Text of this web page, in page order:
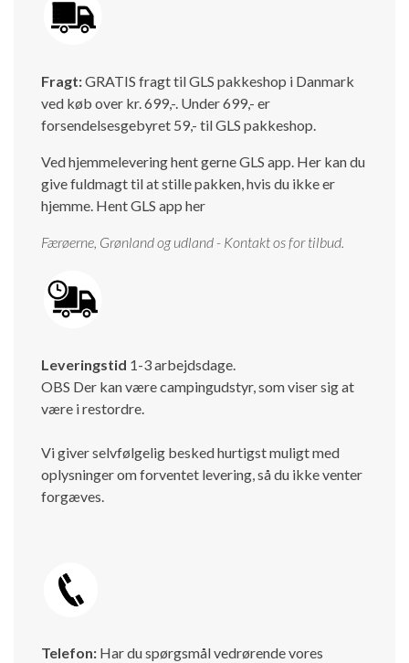
Isabella Opstillingsvejledninger
Persondata
GPDR - KG Camping Kundeklub
Fragt:GRATIS fragt til GLS pakkeshop i Danmark
ved køb over kr. 699,-. Under 699,- er
forsendelsesgebyret 59,- til GLS pakkeshop.
Ved hjemmelevering hent gerne GLS app. Her kan du
give fuldmagt til at stille pakken, hvis du ikke er
hjemme. Hent GLS app her
Færøerne, Grønland og udland - Kontakt os for tilbud.
Leveringstid 1-3 arbejdsdage.
OBS Der kan være campingudstyr, som viser sig at
være i restordre.
Vi giver selvfølgelig besked hurtigst muligt med
oplysninger om forventet levering, så du ikke venter
forgæves.
Telefon: Har du spørgsmål vedrørende vores